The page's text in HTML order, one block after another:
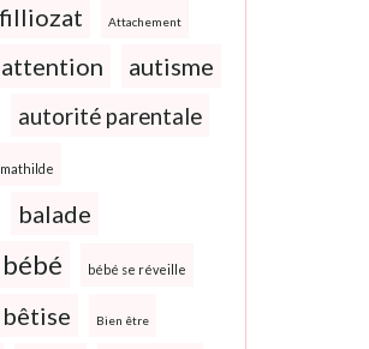
Attachement
attention
autisme
autorité parentale
balade
bébé bébé se réveille
bêtise Bien être